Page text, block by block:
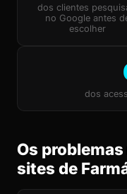
dos clientes
no Google antes
escolher
dos
Os
sites de